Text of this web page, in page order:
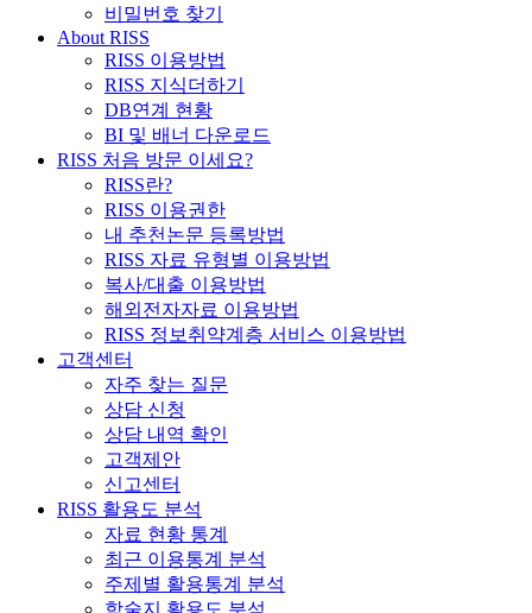
비밀번호 찾기
About RISS
RISS 이용방법
RISS 지식더하기
DB연계 현황
BI 및 배너 다운로드
RISS 처음 방문 이세요?
RISS란?
RISS 이용권한
내 추천논문 등록방법
RISS 자료 유형별 이용방법
복사/대출 이용방법
해외전자자료 이용방법
RISS 정보취약계층 서비스 이용방법
고객센터
자주 찾는 질문
상담 신청
상담 내역 확인
고객제안
신고센터
RISS 활용도 분석
자료 현황 통계
최근 이용통계 분석
주제별 활용통계 분석
학술지 활용도 분석